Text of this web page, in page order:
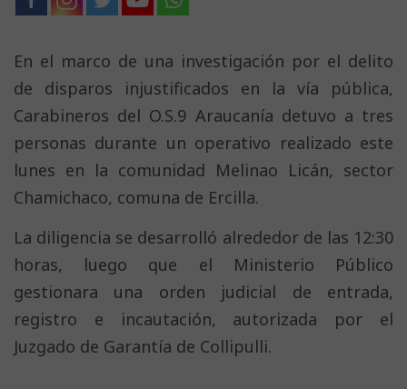
En el marco de una investigación por el delito
de disparos injustificados en la vía pública,
Carabineros del O.S.9 Araucanía detuvo a tres
personas durante un operativo realizado este
lunes en la comunidad Melinao Licán, sector
Chamichaco, comuna de Ercilla.
La diligencia se desarrolló alrededor de las 12:30
horas, luego que el Ministerio Público
gestionara una orden judicial de entrada,
registro e incautación, autorizada por el
Juzgado de Garantía de Collipulli.